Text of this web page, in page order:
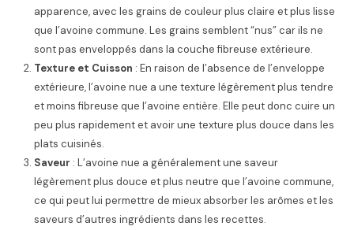
apparence, avec les grains de couleur plus claire et plus lisse
que l’avoine commune. Les grains semblent “nus” car ils ne
sont pas enveloppés dans la couche fibreuse extérieure.
Texture et Cuisson : En raison de l’absence de l’enveloppe
extérieure, l’avoine nue a une texture légèrement plus tendre
et moins fibreuse que l’avoine entière. Elle peut donc cuire un
peu plus rapidement et avoir une texture plus douce dans les
plats cuisinés.
Saveur : L’avoine nue a généralement une saveur
légèrement plus douce et plus neutre que l’avoine commune,
ce qui peut lui permettre de mieux absorber les arômes et les
saveurs d’autres ingrédients dans les recettes.